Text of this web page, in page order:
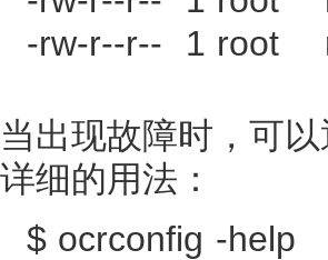
-rw-r--r-- 1 root
当出现故障时，可
详细的用法：
$ ocrconfig -help